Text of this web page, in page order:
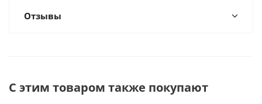
Отзывы
С этим товаром также покупают